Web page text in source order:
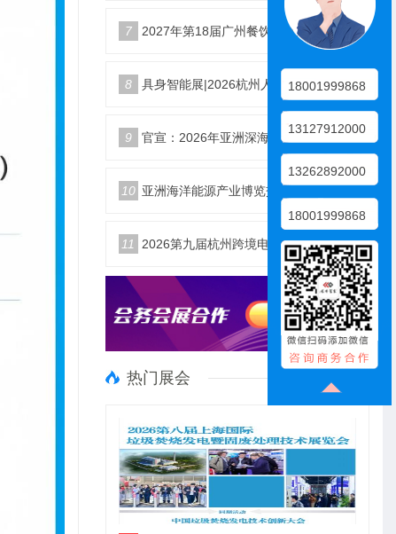
7 2027年第18届广州餐饮食材展览会
8 具身智能展|2026杭州人形机器人展|仿生机器人展5月启幕
9 官宣：2026年亚洲深海开发与海底作业装备博览交易会
10 亚洲海洋能源产业博览交易会2026年12月18日举办
11 2026第九届杭州跨境电商生态展10月25日启幕
热门展会
18001999868
13127912000
13262892000
18001999868